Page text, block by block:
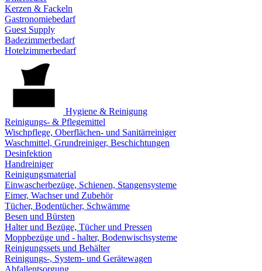
Kerzen & Fackeln
Gastronomiebedarf
Guest Supply
Badezimmerbedarf
Hotelzimmerbedarf
Hygiene & Reinigung
Reinigungs- & Pflegemittel
Wischpflege, Oberflächen- und Sanitärreiniger
Waschmittel, Grundreiniger, Beschichtungen
Desinfektion
Handreiniger
Reinigungsmaterial
Einwascherbezüge, Schienen, Stangensysteme
Eimer, Wachser und Zubehör
Tücher, Bodentücher, Schwämme
Besen und Bürsten
Halter und Bezüge, Tücher und Pressen
Moppbezüge und - halter, Bodenwischsysteme
Reinigungssets und Behälter
Reinigungs-, System- und Gerätewagen